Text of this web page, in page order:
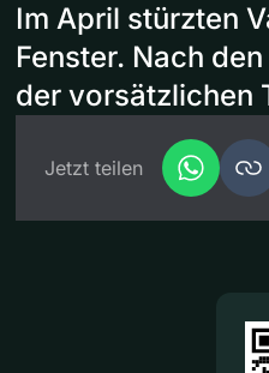
Im April stürzten
Fenster. Nach
der vorsätzlichen
Jetzt teilen